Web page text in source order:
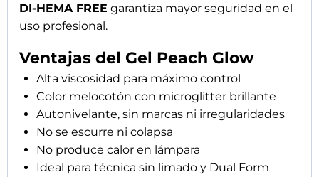
DI-HEMA FREE garantiza mayor seguridad en el
uso profesional.
Ventajas del Gel Peach Glow
Alta viscosidad para máximo control
Color melocotón con microglitter brillante
Autonivelante, sin marcas ni irregularidades
No se escurre ni colapsa
No produce calor en lámpara
Ideal para técnica sin limado y Dual Form